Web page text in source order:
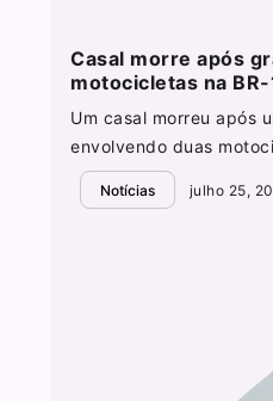
Casal morre após
motocicletas na BR-
Um casal morreu após
envolvendo duas
Notícias julho 25,